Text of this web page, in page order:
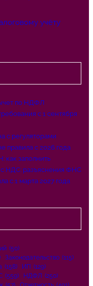
учёту
по НДФЛ
с 1 сентября
с регуляторами
правила с 2026 года
как заполнить
НДС: разъяснения ФНС
с 1 марта 2027 года
(50)
Законодательство (115)
(158) ИП (129)
(559) НДФЛ (250)